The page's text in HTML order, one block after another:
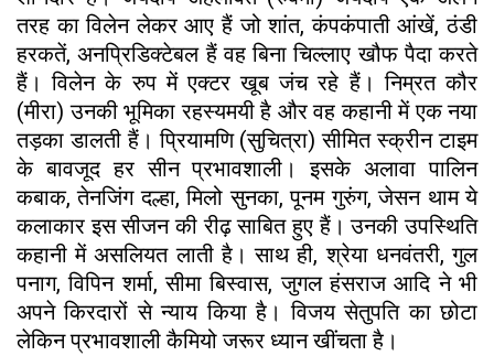
तरह का विलेन लेकर आए हैं जो शांत, कंपकंपाती आंखें, ठंडी
हरकतें, अनप्रिडिक्टेबल हैं वह बिना चिल्लाए खौफ पैदा करते
हैं। विलेन के रुप में एक्टर खूब जंच रहे हैं। निम्रत कौर
(मीरा) उनकी भूमिका रहस्यमयी है और वह कहानी में एक नया
तड़का डालती हैं। प्रियामणि (सुचित्रा) सीमित स्क्रीन टाइम
के बावजूद हर सीन प्रभावशाली। इसके अलावा पालिन
कबाक, तेनजिंग दल्हा, मिलो सुनका, पूनम गुरुंग, जेसन थाम ये
कलाकार इस सीजन की रीढ़ साबित हुए हैं। उनकी उपस्थिति
कहानी में असलियत लाती है। साथ ही, श्रेया धनवंतरी, गुल
पनाग, विपिन शर्मा, सीमा बिस्वास, जुगल हंसराज आदि ने भी
अपने किरदारों से न्याय किया है। विजय सेतुपति का छोटा
लेकिन प्रभावशाली कैमियो जरूर ध्यान खींचता है।